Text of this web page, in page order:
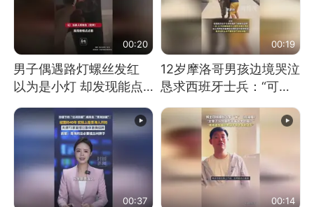
00:20
男子偶遇路灯螺丝发红
以为是小灯 却发现能点
燃香烟 当事人：已报警
处理
00:19
12岁摩洛哥男孩边境哭泣
恳求西班牙士兵：“可不
可以不要把我遣返回国”
00:37 00:14